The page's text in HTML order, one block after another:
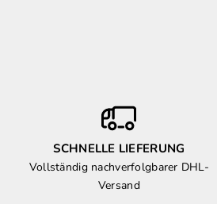
SCHNELLE LIEFERUNG
Vollständig nachverfolgbarer DHL-
Versand